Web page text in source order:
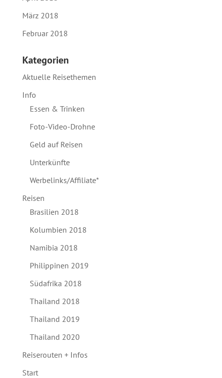
März 2018
Februar 2018
Kategorien
Aktuelle Reisethemen
Info
Essen & Trinken
Foto-Video-Drohne
Geld auf Reisen
Unterkünfte
Werbelinks/Affiliate*
Reisen
Brasilien 2018
Kolumbien 2018
Namibia 2018
Philippinen 2019
Südafrika 2018
Thailand 2018
Thailand 2019
Thailand 2020
Reiserouten + Infos
Start